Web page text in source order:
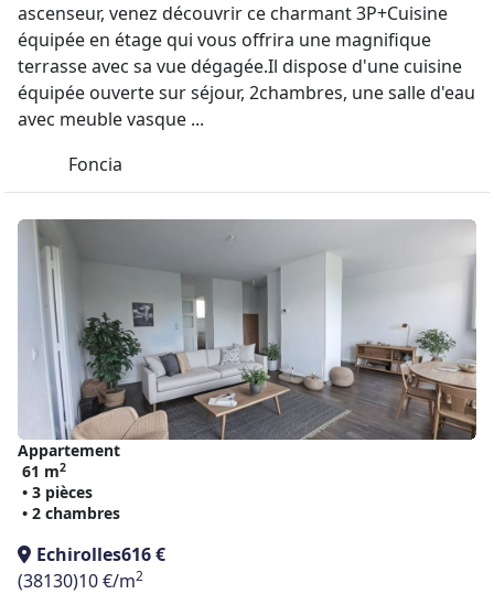
ascenseur, venez découvrir ce charmant 3P+Cuisine
équipée en étage qui vous offrira une magnifique
terrasse avec sa vue dégagée.Il dispose d'une cuisine
équipée ouverte sur séjour, 2chambres, une salle d'eau
avec meuble vasque ...
Foncia
Appartement
61 m2
• 3 pièces
• 2 chambres
Echirolles616 €
(38130)10 €/m2